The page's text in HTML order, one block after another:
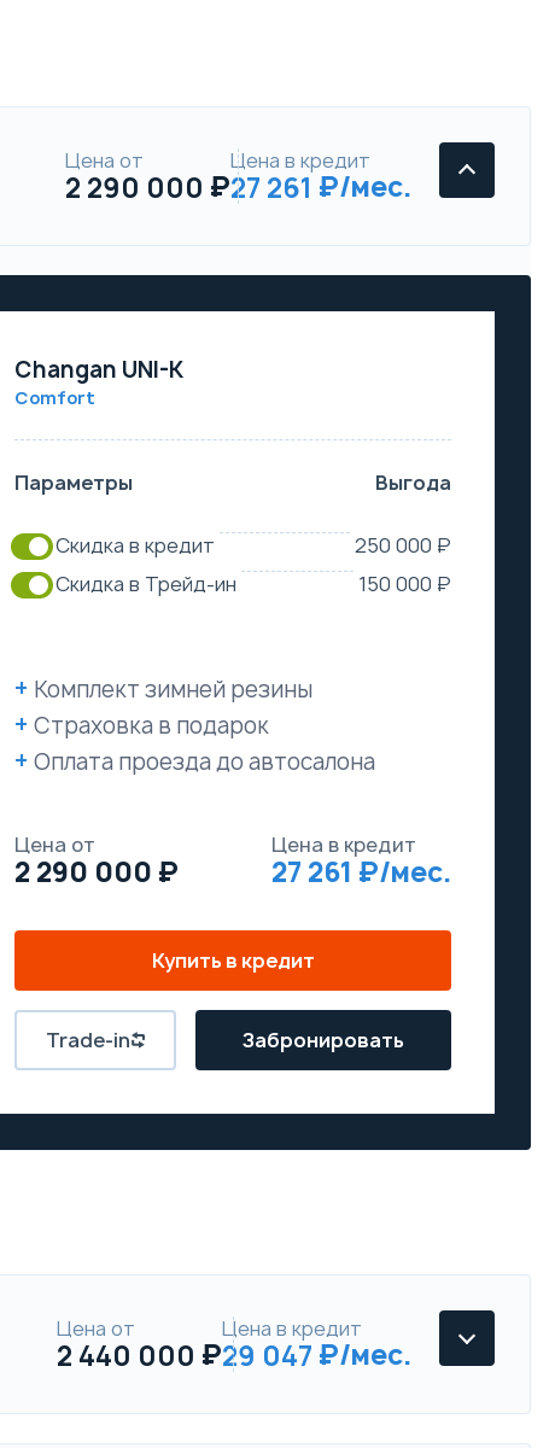
Цена от
2 290 000
Цена в кредит
27 261
Changan UNI-K
Comfort
Параметры Выгода
Скидка в кредит
250 000 ₽
Скидка в Трейд-ин
150 000 ₽
Комплект зимней резины
Страховка в подарок
Оплата проезда до автосалона
Цена от
2 290 000
Цена в кредит
27 261
Купить в кредит
Trade-in Забронировать
Цена от
2 440 000
Цена в кредит
29 047